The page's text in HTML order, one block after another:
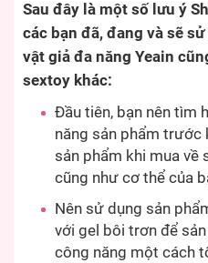
Sau đây là một số lưu ý
các bạn đã, đang và sẽ
vật giả đa năng Yeain
sextoy khác:
Đầu tiên, bạn nên tìm
năng sản phẩm trước
sản phẩm khi mua về
cũng như cơ thể của
Nên sử dụng sản
với gel bôi trơn để
công năng một cách